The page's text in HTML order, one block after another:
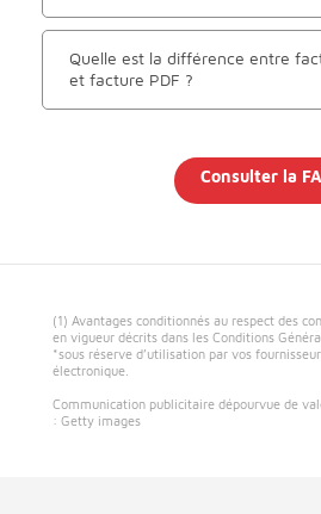
Quelle est la différence entre
et facture PDF ?
Consulter la
(1) Avantages conditionnés au respect des
en vigueur décrits dans les Conditions
*sous réserve d’utilisation par vos
électronique.
Communication publicitaire dépourvue de
: Getty images